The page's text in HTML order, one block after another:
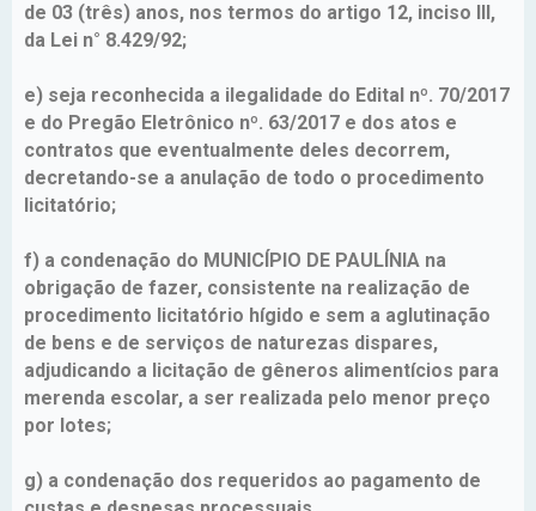
de 03 (três) anos, nos termos do artigo 12, inciso III,
da Lei n° 8.429/92;
e) seja reconhecida a ilegalidade do Edital nº. 70/2017
e do Pregão Eletrônico nº. 63/2017 e dos atos e
contratos que eventualmente deles decorrem,
decretando-se a anulação de todo o procedimento
licitatório;
f) a condenação do MUNICÍPIO DE PAULÍNIA na
obrigação de fazer, consistente na realização de
procedimento licitatório hígido e sem a aglutinação
de bens e de serviços de naturezas dispares,
adjudicando a licitação de gêneros alimentícios para
merenda escolar, a ser realizada pelo menor preço
por lotes;
g) a condenação dos requeridos ao pagamento de